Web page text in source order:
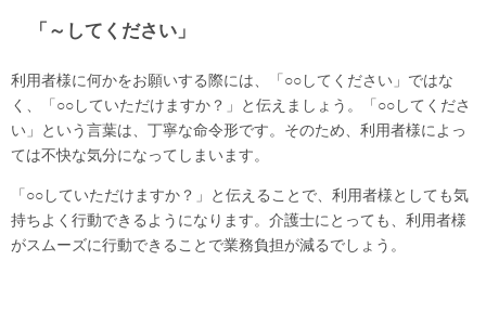
「～してください」
利用者様に何かをお願いする際には、「○○してください」ではな
く、「○○していただけますか？」と伝えましょう。「○○してくださ
い」という言葉は、丁寧な命令形です。そのため、利用者様によっ
ては不快な気分になってしまいます。
「○○していただけますか？」と伝えることで、利用者様としても気
持ちよく行動できるようになります。介護士にとっても、利用者様
がスムーズに行動できることで業務負担が減るでしょう。